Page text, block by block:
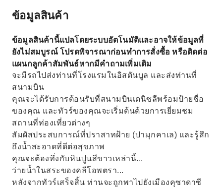
ข้อมูลสินค้า
ข้อมูลสินค้านี้แปลโดยระบบอัตโนมัติและอาจให้ข้อมูลที่
ยังไม่สมบูรณ์ โปรดพิจารณาก่อนทำการสั่งซื้อ หรือติดต่อ
แผนกลูกค้าสัมพันธ์หากมีคำถามเพิ่มเติม
จะมีรถไปส่งท่านที่โรงแรมในอิสตันบูล และส่งท่านที่
สนามบิน
คุณจะได้รับการต้อนรับที่สนามบินเดนิซลีพร้อมป้ายชื่อ
ของคุณ และทัวร์ของคุณจะเริ่มต้นด้วยการเยี่ยมชม
สถานที่ท่องเที่ยวต่างๆ
สัมผัสประสบการณ์ที่ปราสาทฝ้าย (ปามุกคาเล) และรู้สึก
ถึงน้ำสะอาดที่ดีต่อสุขภาพ
คุณจะต้องทึ่งกับหินปูนสีขาวเหล่านี้...
ว่ายน้ำในสระของคลีโอพตรา...
หลังจากทัวร์เสร็จสิ้น ท่านจะถูกพาไปยังเมืองคุซาดาซี